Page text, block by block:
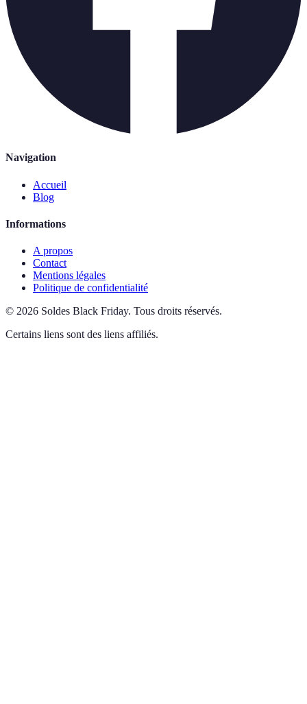
Navigation
Accueil
Blog
Informations
A propos
Contact
Mentions légales
Politique de confidentialité
© 2026 Soldes Black Friday. Tous droits réservés.
Certains liens sont des liens affiliés.